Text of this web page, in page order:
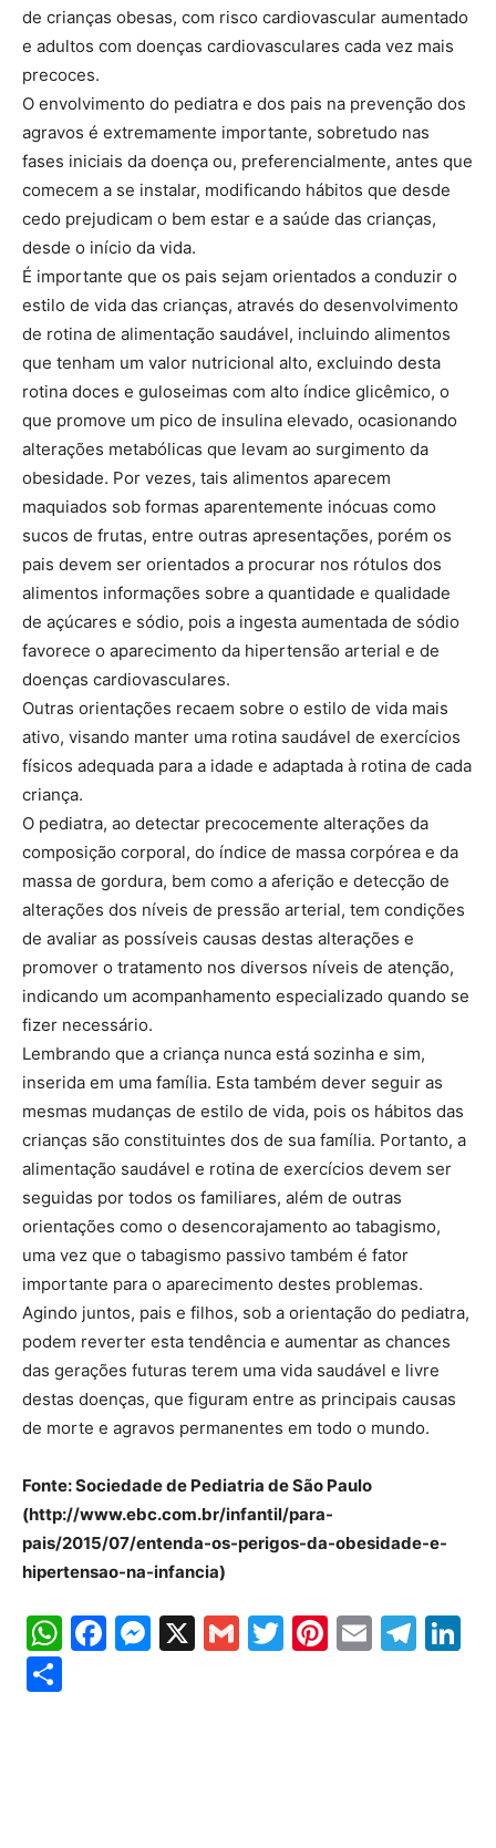
de crianças obesas, com risco cardiovascular aumentado
e adultos com doenças cardiovasculares cada vez mais
precoces.
O envolvimento do pediatra e dos pais na prevenção dos
agravos é extremamente importante, sobretudo nas
fases iniciais da doença ou, preferencialmente, antes que
comecem a se instalar, modificando hábitos que desde
cedo prejudicam o bem estar e a saúde das crianças,
desde o início da vida.
É importante que os pais sejam orientados a conduzir o
estilo de vida das crianças, através do desenvolvimento
de rotina de alimentação saudável, incluindo alimentos
que tenham um valor nutricional alto, excluindo desta
rotina doces e guloseimas com alto índice glicêmico, o
que promove um pico de insulina elevado, ocasionando
alterações metabólicas que levam ao surgimento da
obesidade. Por vezes, tais alimentos aparecem
maquiados sob formas aparentemente inócuas como
sucos de frutas, entre outras apresentações, porém os
pais devem ser orientados a procurar nos rótulos dos
alimentos informações sobre a quantidade e qualidade
de açúcares e sódio, pois a ingesta aumentada de sódio
favorece o aparecimento da hipertensão arterial e de
doenças cardiovasculares.
Outras orientações recaem sobre o estilo de vida mais
ativo, visando manter uma rotina saudável de exercícios
físicos adequada para a idade e adaptada à rotina de cada
criança.
O pediatra, ao detectar precocemente alterações da
composição corporal, do índice de massa corpórea e da
massa de gordura, bem como a aferição e detecção de
alterações dos níveis de pressão arterial, tem condições
de avaliar as possíveis causas destas alterações e
promover o tratamento nos diversos níveis de atenção,
indicando um acompanhamento especializado quando se
fizer necessário.
Lembrando que a criança nunca está sozinha e sim,
inserida em uma família. Esta também dever seguir as
mesmas mudanças de estilo de vida, pois os hábitos das
crianças são constituintes dos de sua família. Portanto, a
alimentação saudável e rotina de exercícios devem ser
seguidas por todos os familiares, além de outras
orientações como o desencorajamento ao tabagismo,
uma vez que o tabagismo passivo também é fator
importante para o aparecimento destes problemas.
Agindo juntos, pais e filhos, sob a orientação do pediatra,
podem reverter esta tendência e aumentar as chances
das gerações futuras terem uma vida saudável e livre
destas doenças, que figuram entre as principais causas
de morte e agravos permanentes em todo o mundo.
Fonte: Sociedade de Pediatria de São Paulo
(http://www.ebc.com.br/infantil/para-
pais/2015/07/entenda-os-perigos-da-obesidade-e-
hipertensao-na-infancia)
WhatsApp
Facebook
Messenger
X GmailTwitter
Pinterest
Email